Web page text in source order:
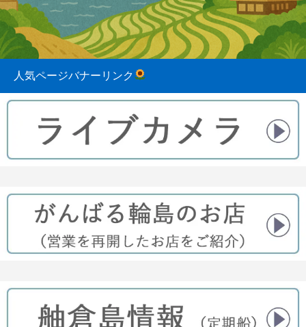
白米千枚田 あぜのきらめき（アルバム）
2023.08.31
今日の白米千枚田
人気ページバナーリンク